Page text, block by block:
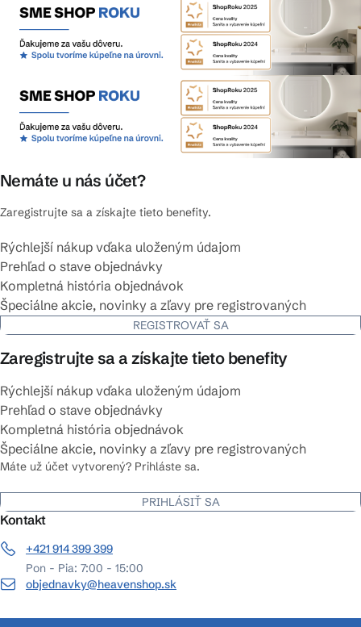
Nemáte u nás účet?
Zaregistrujte sa a získajte tieto benefity.
Rýchlejší nákup vďaka uloženým údajom
Prehľad o stave objednávky
Kompletná história objednávok
Špeciálne akcie, novinky a zľavy pre registrovaných
REGISTROVAŤ SA
Zaregistrujte sa a získajte tieto benefity
Rýchlejší nákup vďaka uloženým údajom
Prehľad o stave objednávky
Kompletná história objednávok
Špeciálne akcie, novinky a zľavy pre registrovaných
Máte už účet vytvorený? Prihláste sa.
PRIHLÁSIŤ SA
Kontakt
+421 914 399 399
Pon - Pia: 7:00 - 15:00
objednavky@heavenshop.sk